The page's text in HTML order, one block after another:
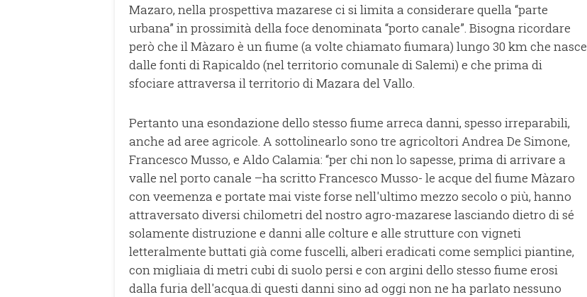
Mazaro, nella prospettiva mazarese ci si limita a considerare quella “parte
urbana” in prossimità della foce denominata “porto canale”. Bisogna ricordare
però che il Màzaro è un fiume (a volte chiamato fiumara) lungo 30 km che nasce
dalle fonti di Rapicaldo (nel territorio comunale di Salemi) e che prima di
sfociare attraversa il territorio di Mazara del Vallo.
Pertanto una esondazione dello stesso fiume arreca danni, spesso irreparabili,
anche ad aree agricole. A sottolinearlo sono tre agricoltori Andrea De Simone,
Francesco Musso, e Aldo Calamia: “per chi non lo sapesse, prima di arrivare a
valle nel porto canale –ha scritto Francesco Musso- le acque del fiume Màzaro
con veemenza e portate mai viste forse nell'ultimo mezzo secolo o più, hanno
attraversato diversi chilometri del nostro agro-mazarese lasciando dietro di sé
solamente distruzione e danni alle colture e alle strutture con vigneti
letteralmente buttati già come fuscelli, alberi eradicati come semplici piantine,
con migliaia di metri cubi di suolo persi e con argini dello stesso fiume erosi
dalla furia dell'acqua.di questi danni sino ad oggi non ne ha parlato nessuno